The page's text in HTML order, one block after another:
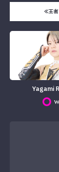
≪王
Yagami